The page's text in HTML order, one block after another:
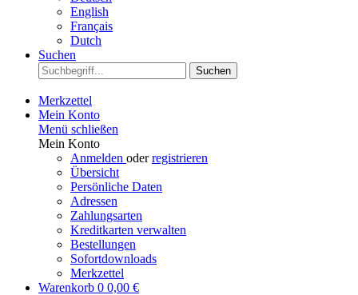
English
Français
Dutch
Suchen
Suchen
Merkzettel
Mein Konto
Menü schließen
Mein Konto
Anmelden oderregistrieren
Übersicht
Persönliche Daten
Adressen
Zahlungsarten
Kreditkarten verwalten
Bestellungen
Sofortdownloads
Merkzettel
Warenkorb 0 0,00 €